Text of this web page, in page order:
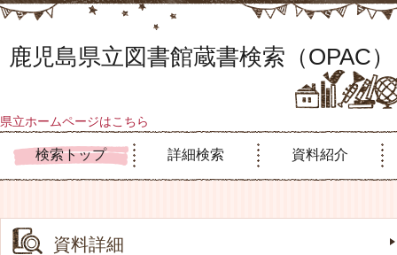
鹿児島県立図書館蔵書検索（OPAC）
県立ホームページはこちら
検索トップ 詳細検索 資料紹介
資料詳細